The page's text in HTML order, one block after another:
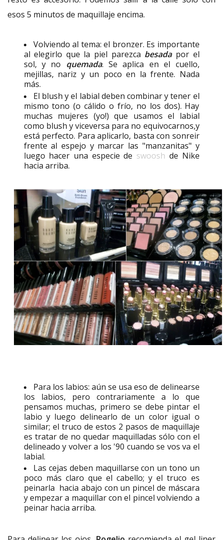
esos 5 minutos de maquillaje encima.
Volviendo al tema: el bronzer. Es importante
al elegirlo que la piel parezca besadapor el
sol, y no quemada. Se aplica en el cuello,
mejillas, nariz y un poco en la frente. Nada
más.
El blush y el labial deben combinar y tener el
mismo tono (o cálido o frío, no los dos). Hay
muchas mujeres (yo!) que usamos el labial
como blush y viceversa para no equivocarnos,y
está perfecto. Para aplicarlo, basta con sonreir
frente al espejo y marcar las "manzanitas" y
luego hacer una especie de swoosh de Nike
hacia arriba.
Para los labios: aún se usa eso de delinearse
los labios, pero contrariamente a lo que
pensamos muchas, primero se debe pintar el
labio y luego delinearlo de un color igual o
similar; el truco de estos 2 pasos de maquillaje
es tratar de no quedar maquilladas sólo con el
delineado y volver a los '90 cuando se vos va el
labial.
Las cejas deben maquillarse con un tono un
poco más claro que el cabello; y el truco es
peinarla hacia abajo con un pincel de máscara
y empezar a maquillar con el pincel volviendo a
peinar hacia arriba.